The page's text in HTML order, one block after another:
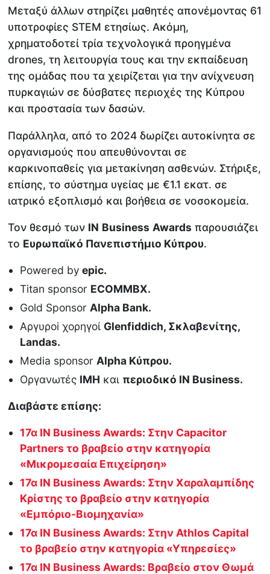
Μεταξύ άλλων στηρίζει μαθητές απονέμοντας 61
υποτροφίες STEM ετησίως. Ακόμη,
χρηματοδοτεί τρία τεχνολογικά προηγμένα
drones, τη λειτουργία τους και την εκπαίδευση
της ομάδας που τα χειρίζεται για την ανίχνευση
πυρκαγιών σε δύσβατες περιοχές της Κύπρου
και προστασία των δασών.
Παράλληλα, από το 2024 δωρίζει αυτοκίνητα σε
οργανισμούς που απευθύνονται σε
καρκινοπαθείς για μετακίνηση ασθενών. Στήριξε,
επίσης, το σύστημα υγείας με €1.1 εκατ. σε
ιατρικό εξοπλισμό και βοήθεια σε νοσοκομεία.
Τον θεσμό των IN Business Awards παρουσιάζει
το Ευρωπαϊκό Πανεπιστήμιο Κύπρου.
Powered by epic.
Τitan sponsor ΕCOMMBX.
Gold Sponsor Αlpha Bank.
Αργυρoi χορηγοί Glenfiddich, Σκλαβενίτης,
Landas.
Media sponsor Alpha Κύπρου.
Οργανωτές ΙΜΗ και περιοδικό ΙΝ Βusiness.
Διαβάστε επίσης:
17α IN Business Awards: Στην Capacitor
Partners το βραβείο στην κατηγορία
«Μικρομεσαία Επιχείρηση»
17α IN Business Awards: Στην Χαραλαμπίδης
Κρίστης το βραβείο στην κατηγορία
«Εμπόριο-Βιομηχανία»
17α IN Business Awards: Στην Athlos Capital
το βραβείο στην κατηγορία «Υπηρεσίες»
17α IN Business Awards: Βραβείο στον Θωμά